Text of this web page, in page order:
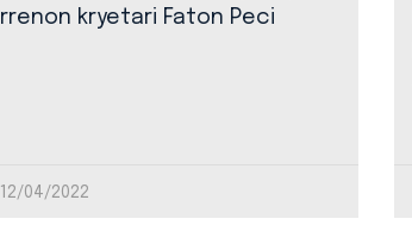
rrenon kryetari Faton Peci
12/04/2022